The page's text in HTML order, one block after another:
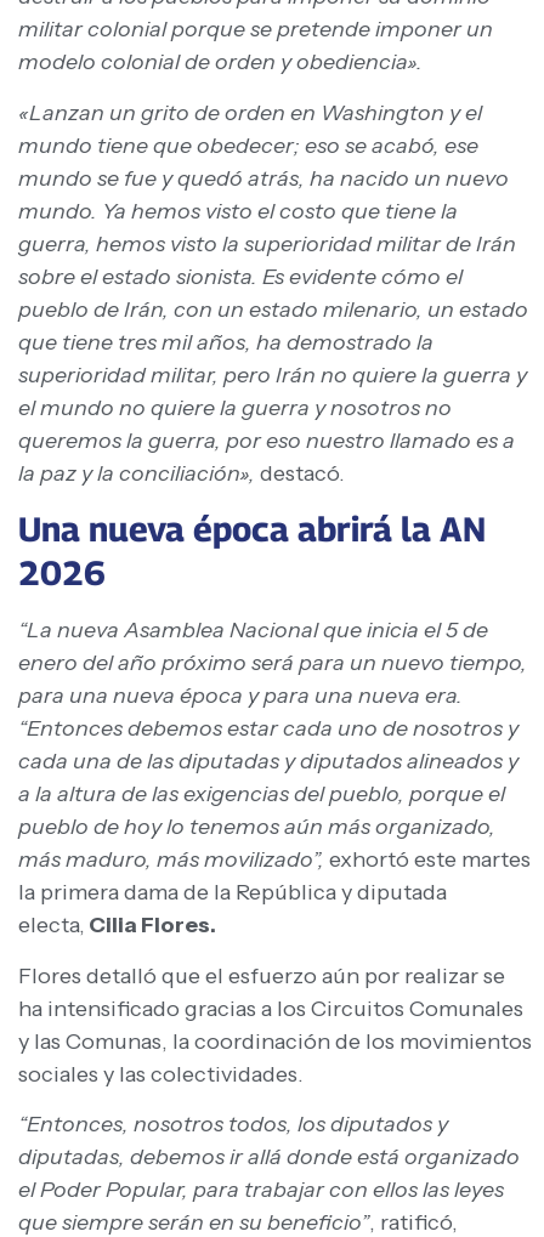
militar colonial porque se pretende imponer un
modelo colonial de orden y obediencia».
«Lanzan un grito de orden en Washington y el
mundo tiene que obedecer; eso se acabó, ese
mundo se fue y quedó atrás, ha nacido un nuevo
mundo. Ya hemos visto el costo que tiene la
guerra, hemos visto la superioridad militar de Irán
sobre el estado sionista. Es evidente cómo el
pueblo de Irán, con un estado milenario, un estado
que tiene tres mil años, ha demostrado la
superioridad militar, pero Irán no quiere la guerra y
el mundo no quiere la guerra y nosotros no
queremos la guerra, por eso nuestro llamado es a
la paz y la conciliación», destacó.
Una nueva época abrirá la AN
2026
“La nueva Asamblea Nacional que inicia el 5 de
enero del año próximo será para un nuevo tiempo,
para una nueva época y para una nueva era.
“Entonces debemos estar cada uno de nosotros y
cada una de las diputadas y diputados alineados y
a la altura de las exigencias del pueblo, porque el
pueblo de hoy lo tenemos aún más organizado,
más maduro, más movilizado”, exhortó este martes
la primera dama de la República y diputada
electa, Cilia Flores.
Flores detalló que el esfuerzo aún por realizar se
ha intensificado gracias a los Circuitos Comunales
y las Comunas, la coordinación de los movimientos
sociales y las colectividades.
“Entonces, nosotros todos, los diputados y
diputadas, debemos ir allá donde está organizado
el Poder Popular, para trabajar con ellos las leyes
que siempre serán en su beneficio”, ratificó,